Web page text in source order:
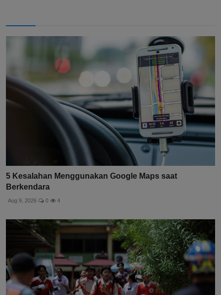
5 Kesalahan Menggunakan Google Maps saat
Berkendara
Aug 9, 2026 0 4